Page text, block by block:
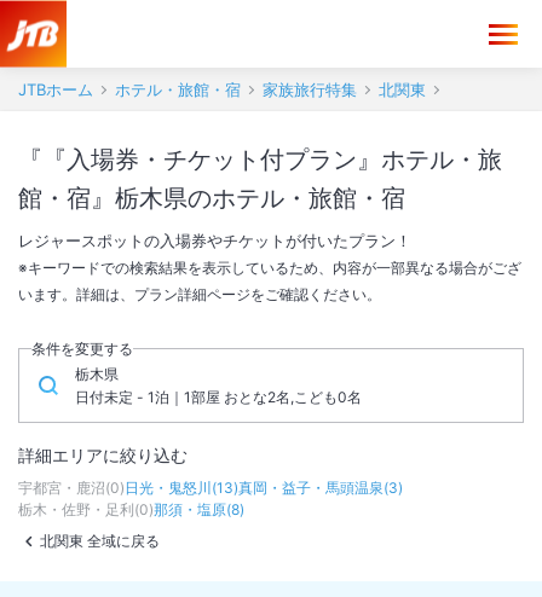
JTBホーム ホテル・旅館・宿 家族旅行特集 北関東
『『入場券・チケット付プラン』ホテル・旅
館・宿』栃木県のホテル・旅館・宿
レジャースポットの入場券やチケットが付いたプラン！
※キーワードでの検索結果を表示しているため、内容が一部異なる場合がござ
います。詳細は、プラン詳細ページをご確認ください。
条件を変更する
栃木県
日付未定 - 1泊｜1部屋 おとな2名,こども0名
詳細エリアに絞り込む
宇都宮・鹿沼(0) 日光・鬼怒川 (13)真岡・益子・馬頭温泉(3)
栃木・佐野・足利(0)那須・塩原(8)
北関東 全域に戻る